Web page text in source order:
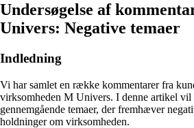
Undersøgelse af
Univers: Negative temaer
Indledning
Vi har samlet en række kommentarer fra
virksomheden M Univers. I denne artikel vil
gennemgående temaer, der fremhæver
holdninger om virksomheden.